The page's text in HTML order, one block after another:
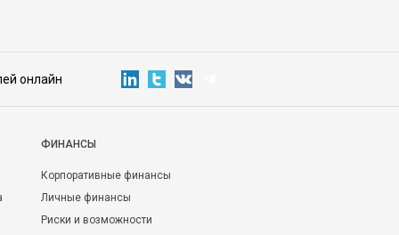
онлайн
ФИНАНСЫ
Корпоративные финансы
Личные финансы
Риски и возможности